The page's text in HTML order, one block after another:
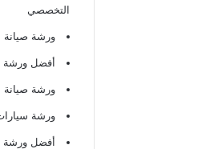
التخصصي
ورشة
أفضل ورشة
ورشة
ورشة
أفضل ورشة